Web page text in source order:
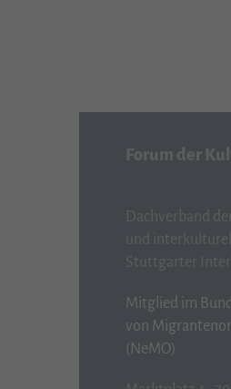
Forum der
Dachverband
und
Stuttgarter
Mitglied im
von
(NeMO)